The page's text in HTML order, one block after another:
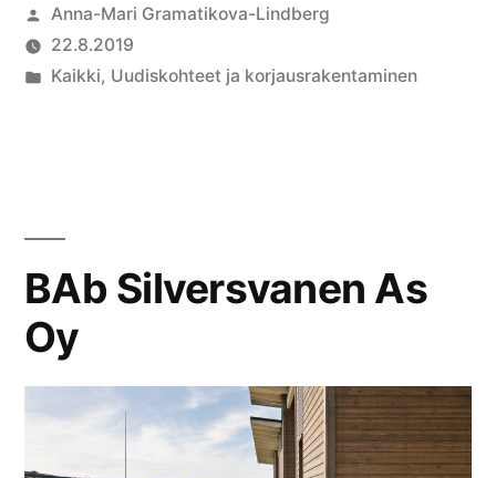
Anna-Mari Gramatikova-Lindberg
22.8.2019
Kaikki, Uudiskohteet ja korjausrakentaminen
BAb Silversvanen As
Oy